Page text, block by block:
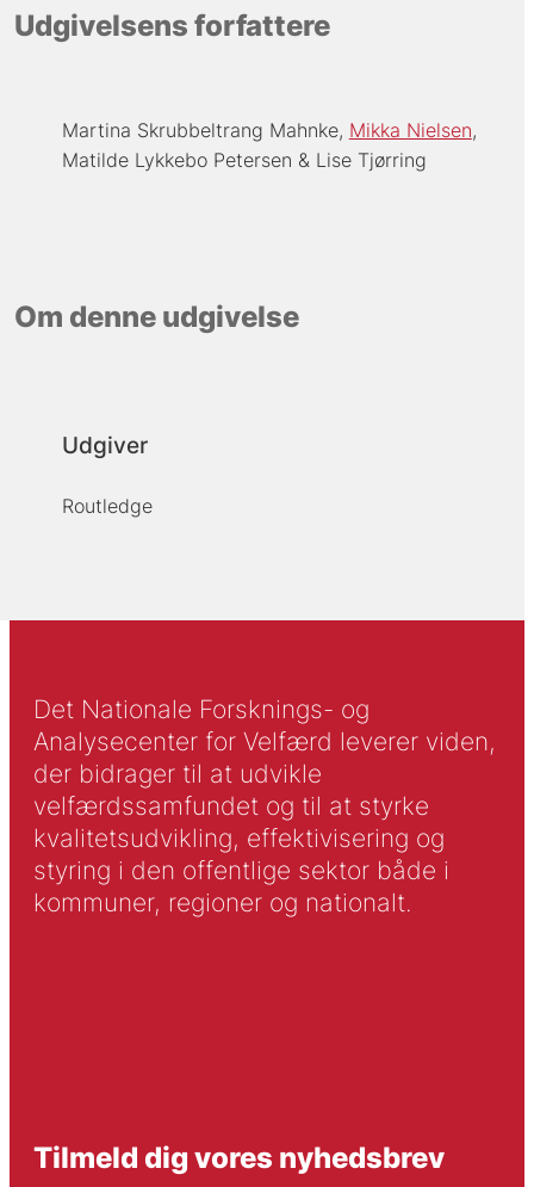
Udgivelsens forfattere
Martina Skrubbeltrang Mahnke Mikka Nielsen
Matilde Lykkebo Petersen
Lise Tjørring
Om denne udgivelse
Udgiver
Routledge
Det Nationale Forsknings- og
Analysecenter for Velfærd leverer viden,
der bidrager til at udvikle
velfærdssamfundet og til at styrke
kvalitetsudvikling, effektivisering og
styring i den offentlige sektor både i
kommuner, regioner og nationalt.
Tilmeld dig vores nyhedsbrev